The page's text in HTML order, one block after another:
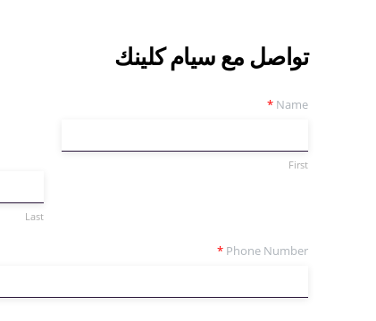
تواصل مع سيام كلينك
Name
*
First
Last
Phone Number
*